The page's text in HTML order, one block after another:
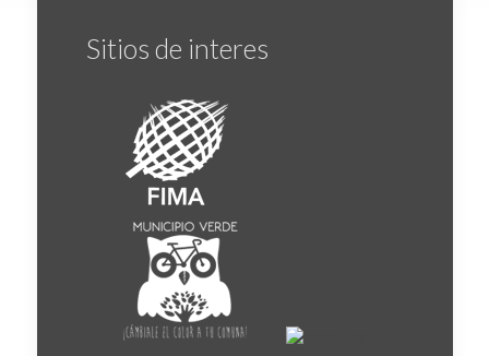
Sitios de interes